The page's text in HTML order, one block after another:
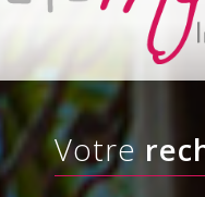
votre